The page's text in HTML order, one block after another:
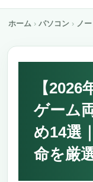
ホーム パソコン ノ
【
ゲーム
め14選
命を厳